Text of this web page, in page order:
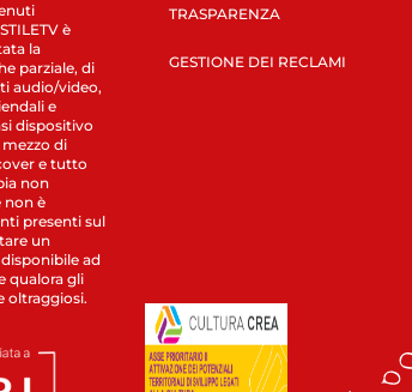
è
la
parziale, di
audio/video,
e
dispositivo
di
e tutto
non
non è
presenti sul
un
ad
qualora gli
oltraggiosi.
TRASPARENZA
GESTIONE DEI RECLAMI